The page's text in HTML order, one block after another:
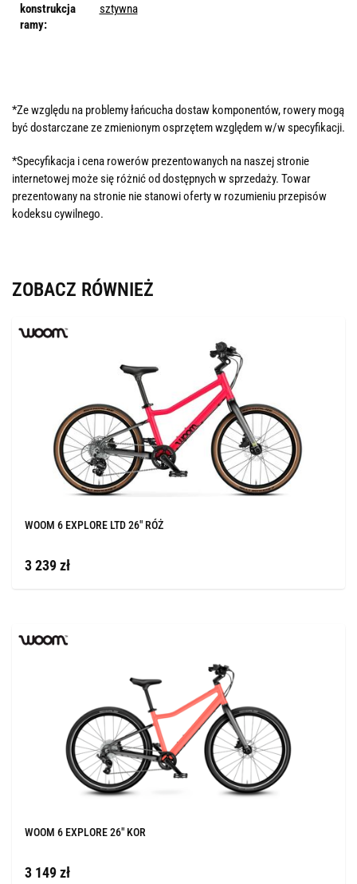
konstrukcja
ramy:
sztywna
*Ze względu na problemy łańcucha dostaw komponentów, rowery mogą
być dostarczane ze zmienionym osprzętem względem w/w specyfikacji.
*Specyfikacja i cena rowerów prezentowanych na naszej stronie
internetowej może się różnić od dostępnych w sprzedaży. Towar
prezentowany na stronie nie stanowi oferty w rozumieniu przepisów
kodeksu cywilnego.
ZOBACZ RÓWNIEŻ
WOOM 6 EXPLORE LTD 26" RÓŻ
3 239 zł
WOOM 6 EXPLORE 26" KOR
3 149 zł